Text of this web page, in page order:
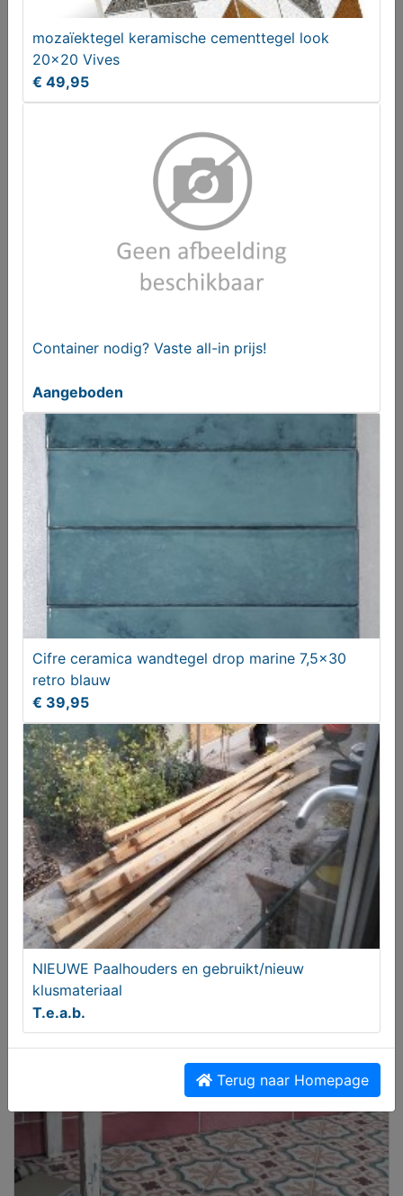
Uitdeukset dmv vacuum slagtrekkerset
Zelliges groen 10x10 cm cifre zellige olive
handvorm tegels
€ 49,95
13x13 cm fries witje in een palet van soft blauwe
kleuren
€ 54,95
Portugese tegels keramische vloertegels Vives
svenska tegels
mozaïektegel keramische cementtegel look
20x20 Vives
€ 49,95
Container nodig? Vaste all-in prijs!
Aangeboden
Cifre ceramica wandtegel drop marine 7,5x30
retro blauw
€ 39,95
NIEUWE Paalhouders en gebruikt/nieuw
klusmateriaal
T.e.a.b.
Terug naar Homepage